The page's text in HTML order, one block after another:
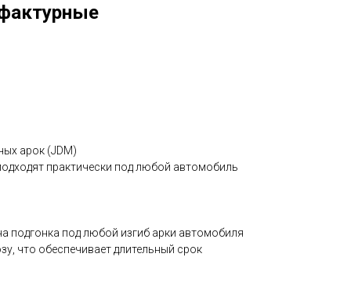
арок (JDM)
практически под любой автомобиль
подгонка под любой изгиб арки автомобиля
что обеспечивает длительный срок